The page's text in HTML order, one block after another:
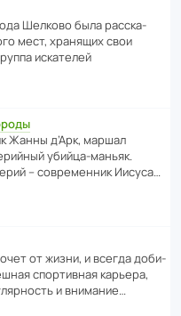
Шелково была расска­
мест, хранящих свои
иска­телей
Жанны д’Арк, маршал
убийца-маньяк.
– совре­менник Иисуса…
от жизни, и всегда доби­
спор­ти­вная карьера,
и внимание…